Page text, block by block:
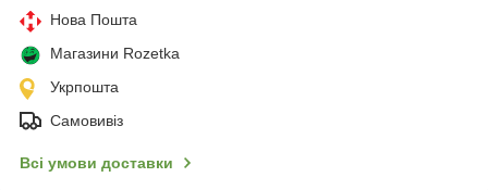
Нова Пошта
Магазини Rozetka
Укрпошта
Самовивіз
Всі умови доставки